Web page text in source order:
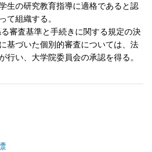
生の研究教育指導に適格であると認
て組織する。
審査基準と手続きに関する規定の決
基づいた個別的審査については、法
行い、大学院委員会の承認を得る。